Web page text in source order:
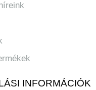
INFORMÁCIÓK